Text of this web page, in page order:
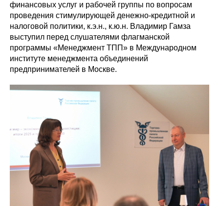
финансовых услуг и рабочей группы по вопросам
проведения стимулирующей денежно-кредитной и
налоговой политики, к.э.н., к.ю.н. Владимир Гамза
выступил перед слушателями флагманской
программы «Менеджмент ТПП» в Международном
институте менеджмента объединений
предпринимателей в Москве.